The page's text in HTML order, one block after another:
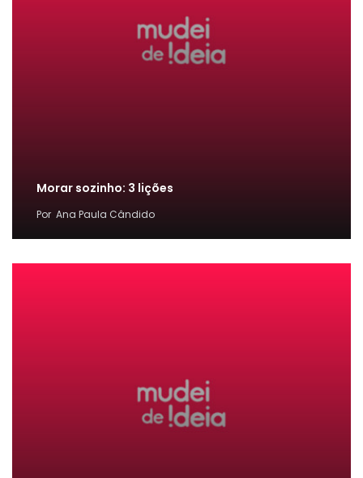
Morar sozinho: 3 lições
Por Ana Paula Cândido